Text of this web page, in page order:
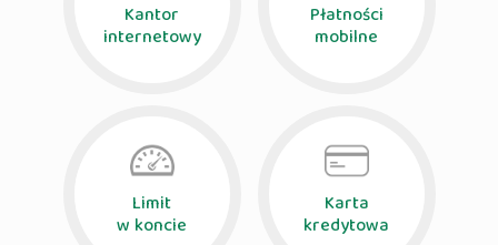
Kantor
internetowy
Płatności
mobilne
Limit
w koncie
Karta
kredytowa